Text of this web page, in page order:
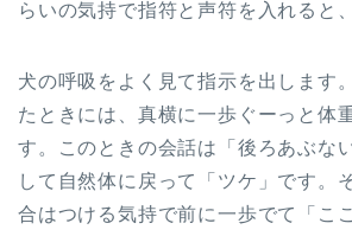
らいの気持で指符と声符を入れると
犬の呼吸をよく見て指示を出します
たときには、真横に一歩ぐーっと体
す。このときの会話は「後ろあぶな
して自然体に戻って「ツケ」です。
合はつける気持で前に一歩でて「こ